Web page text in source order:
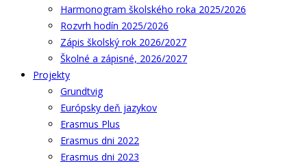
Harmonogram školského roka 2025/2026
Rozvrh hodín 2025/2026
Zápis školský rok 2026/2027
Školné a zápisné, 2026/2027
Projekty
Grundtvig
Európsky deň jazykov
Erasmus Plus
Erasmus dni 2022
Erasmus dni 2023